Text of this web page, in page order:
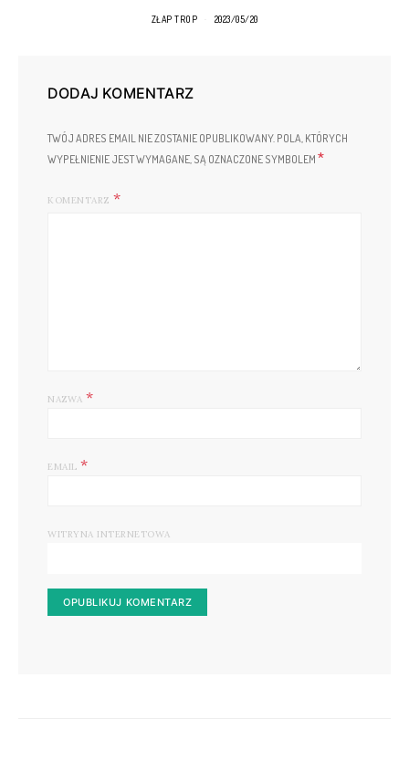
ZŁAP TROP 2023/05/20
DODAJ KOMENTARZ
TWÓJ ADRES EMAIL NIE ZOSTANIE OPUBLIKOWANY. POLA, KTÓRYCH
WYPEŁNIENIE JEST WYMAGANE, SĄ OZNACZONE SYMBOLEM *
KOMENTARZ
NAZWA *
EMAIL *
WITRYNA INTERNETOWA